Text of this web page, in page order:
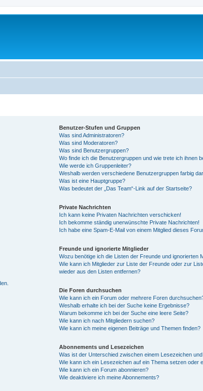
Benutzer-Stufen und Gruppen
Was sind Administratoren?
Was sind Moderatoren?
Was sind Benutzergruppen?
Wo finde ich die Benutzergruppen und wie trete ich ihnen
Wie werde ich Gruppenleiter?
Weshalb werden verschiedene Benutzergruppen farbig
Was ist eine Hauptgruppe?
Was bedeutet der „Das Team“-Link auf der Startseite?
Private Nachrichten
Ich kann keine Privaten Nachrichten verschicken!
Ich bekomme ständig unerwünschte Private Nachrichten!
Ich habe eine Spam-E-Mail von einem Mitglied dieses
Freunde und ignorierte Mitglieder
Wozu benötige ich die Listen der Freunde und ignorierten
Wie kann ich Mitglieder zur Liste der Freunde oder zur
wieder aus den Listen entfernen?
Die Foren durchsuchen
Wie kann ich ein Forum oder mehrere Foren
Weshalb erhalte ich bei der Suche keine Ergebnisse?
Warum bekomme ich bei der Suche eine leere Seite?
Wie kann ich nach Mitgliedern suchen?
Wie kann ich meine eigenen Beiträge und Themen finden?
Abonnements und Lesezeichen
Was ist der Unterschied zwischen einem Lesezeichen
Wie kann ich ein Lesezeichen auf ein Thema setzen oder
Wie kann ich ein Forum abonnieren?
Wie deaktiviere ich meine Abonnements?